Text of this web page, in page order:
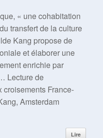
« une cohabitation
transfert de la culture
Kang propose de
et élaborer une
enrichie par
Lecture de
croisements France-
Amsterdam
Lire